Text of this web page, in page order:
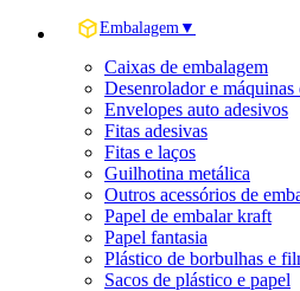
Embalagem ▼
Caixas de embalagem
Desenrolador e máquinas
Envelopes auto adesivos
Fitas adesivas
Fitas e laços
Guilhotina metálica
Outros acessórios de
Papel de embalar kraft
Papel fantasia
Plástico de borbulhas e
Sacos de plástico e papel